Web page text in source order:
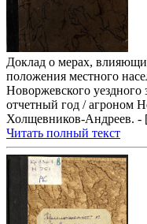
Доклад о мерах,
положения местного
Новоржевского уездного
отчетный год / агроном
Холщевников-Андреев. -
Читать полный текст